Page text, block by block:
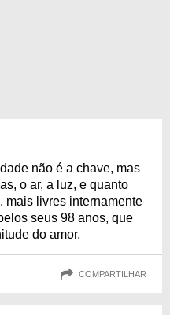
não é a chave, mas
o ar, a luz, e quanto
mais livres internamente
seus 98 anos, que
do amor.
COMPARTILHAR